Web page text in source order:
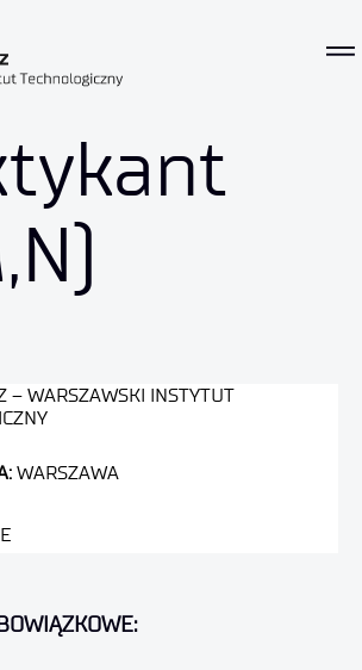
– WARSZAWSKI INSTYTUT
WARSZAWA